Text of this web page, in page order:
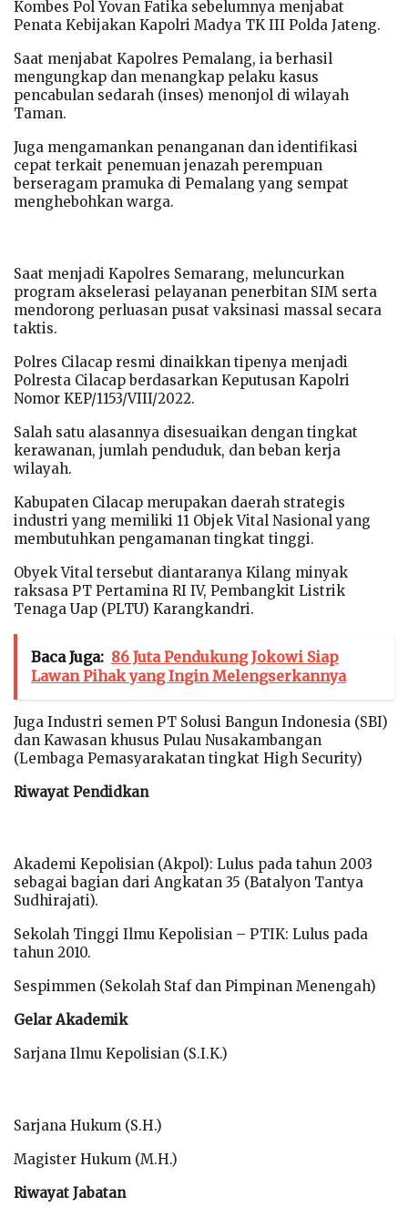
Kombes Pol Yovan Fatika sebelumnya menjabat
Penata Kebijakan Kapolri Madya TK III Polda Jateng.
Saat menjabat Kapolres Pemalang, ia berhasil
mengungkap dan menangkap pelaku kasus
pencabulan sedarah (inses) menonjol di wilayah
Taman.
Juga mengamankan penanganan dan identifikasi
cepat terkait penemuan jenazah perempuan
berseragam pramuka di Pemalang yang sempat
menghebohkan warga.
Saat menjadi Kapolres Semarang, meluncurkan
program akselerasi pelayanan penerbitan SIM serta
mendorong perluasan pusat vaksinasi massal secara
taktis.
Polres Cilacap resmi dinaikkan tipenya menjadi
Polresta Cilacap berdasarkan Keputusan Kapolri
Nomor KEP/1153/VIII/2022.
Salah satu alasannya disesuaikan dengan tingkat
kerawanan, jumlah penduduk, dan beban kerja
wilayah.
Kabupaten Cilacap merupakan daerah strategis
industri yang memiliki 11 Objek Vital Nasional yang
membutuhkan pengamanan tingkat tinggi.
Obyek Vital tersebut diantaranya Kilang minyak
raksasa PT Pertamina RI IV, Pembangkit Listrik
Tenaga Uap (PLTU) Karangkandri.
Baca Juga: 86 Juta Pendukung Jokowi Siap
Lawan Pihak yang Ingin Melengserkannya
Juga Industri semen PT Solusi Bangun Indonesia (SBI)
dan Kawasan khusus Pulau Nusakambangan
(Lembaga Pemasyarakatan tingkat High Security)
Riwayat Pendidkan
Akademi Kepolisian (Akpol): Lulus pada tahun 2003
sebagai bagian dari Angkatan 35 (Batalyon Tantya
Sudhirajati).
Sekolah Tinggi Ilmu Kepolisian – PTIK: Lulus pada
tahun 2010.
Sespimmen (Sekolah Staf dan Pimpinan Menengah)
Gelar Akademik
Sarjana Ilmu Kepolisian (S.I.K.)
Sarjana Hukum (S.H.)
Magister Hukum (M.H.)
Riwayat Jabatan